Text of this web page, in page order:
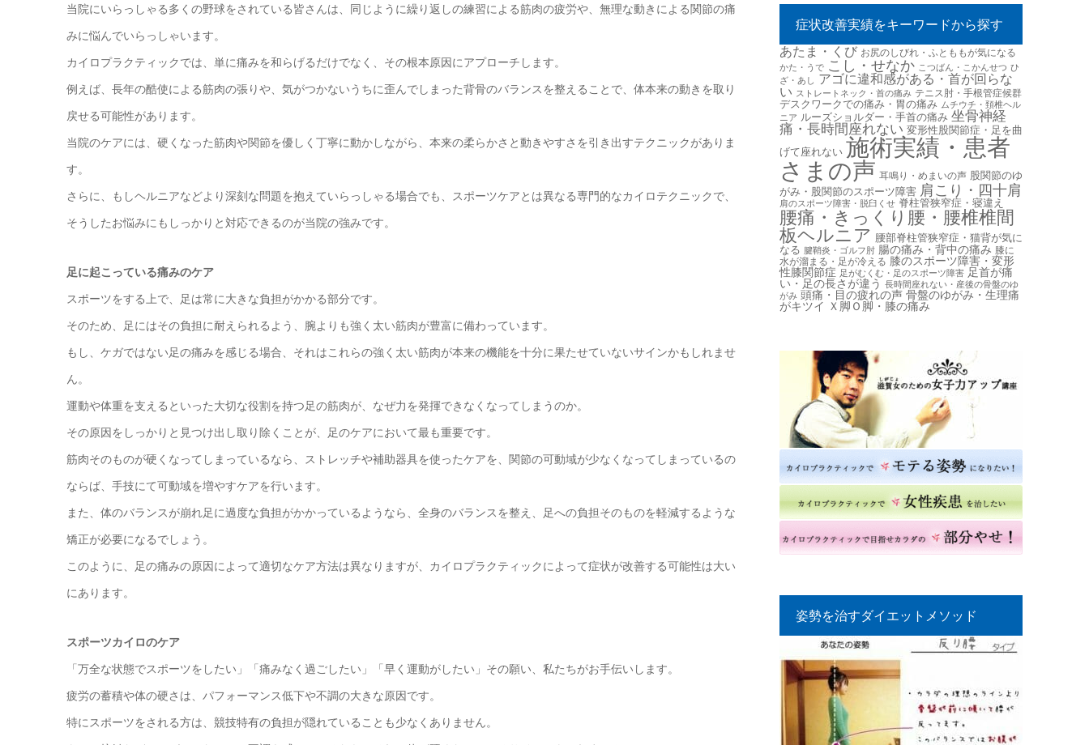
当院にいらっしゃる多くの野球をされている皆さんは、同じように繰り返しの練習による筋肉の疲労や、無理な動きによる関節の痛
みに悩んでいらっしゃいます。
カイロプラクティックでは、単に痛みを和らげるだけでなく、その根本原因にアプローチします。
例えば、長年の酷使による筋肉の張りや、気がつかないうちに歪んでしまった背骨のバランスを整えることで、体本来の動きを取り
戻せる可能性があります。
当院のケアには、硬くなった筋肉や関節を優しく丁寧に動かしながら、本来の柔らかさと動きやすさを引き出すテクニックがありま
す。
さらに、もしヘルニアなどより深刻な問題を抱えていらっしゃる場合でも、スポーツケアとは異なる専門的なカイロテクニックで、
そうしたお悩みにもしっかりと対応できるのが当院の強みです。
足に起こっている痛みのケア
スポーツをする上で、足は常に大きな負担がかかる部分です。
そのため、足にはその負担に耐えられるよう、腕よりも強く太い筋肉が豊富に備わっています。
もし、ケガではない足の痛みを感じる場合、それはこれらの強く太い筋肉が本来の機能を十分に果たせていないサインかもしれませ
ん。
運動や体重を支えるといった大切な役割を持つ足の筋肉が、なぜ力を発揮できなくなってしまうのか。
その原因をしっかりと見つけ出し取り除くことが、足のケアにおいて最も重要です。
筋肉そのものが硬くなってしまっているなら、ストレッチや補助器具を使ったケアを、関節の可動域が少なくなってしまっているの
ならば、手技にて可動域を増やすケアを行います。
また、体のバランスが崩れ足に過度な負担がかかっているようなら、全身のバランスを整え、足への負担そのものを軽減するような
矯正が必要になるでしょう。
このように、足の痛みの原因によって適切なケア方法は異なりますが、カイロプラクティックによって症状が改善する可能性は大い
にあります。
スポーツカイロのケア
「万全な状態でスポーツをしたい」「痛みなく過ごしたい」「早く運動がしたい」その願い、私たちがお手伝いします。
疲労の蓄積や体の硬さは、パフォーマンス低下や不調の大きな原因です。
特にスポーツをされる方は、競技特有の負担が隠れていることも少なくありません。
症状改善実績をキーワードから探す
あたま・くび お尻のしびれ・ふとももが気になる
かた・うで こし・せなか こつばん・こかんせつ ひ
ざ・あし アゴに違和感がある・首が回らな
い ストレートネック・首の痛み テニス肘・手根管症候群
デスクワークでの痛み・胃の痛み ムチウチ・頚椎ヘル
ニア ルーズショルダー・手首の痛み 坐骨神経
痛・長時間座れない 変形性股関節症・足を曲
げて座れない 施術実績・患者
さまの声 耳鳴り・めまいの声 股関節のゆ
がみ・股関節のスポーツ障害 肩こり・四十肩
肩のスポーツ障害・脱臼くせ 脊柱管狭窄症・寝違え
腰痛・きっくり腰・腰椎椎間
板ヘルニア 腰部脊柱管狭窄症・猫背が気に
なる 腱鞘炎・ゴルフ肘 腸の痛み・背中の痛み 膝に
水が溜まる・足が冷える 膝のスポーツ障害・変形
性膝関節症 足がむくむ・足のスポーツ障害 足首が痛
い・足の長さが違う 長時間座れない・産後の骨盤のゆ
がみ 頭痛・目の疲れの声 骨盤のゆがみ・生理痛
がキツイ Ｘ脚Ｏ脚・膝の痛み
姿勢を治すダイエットメソッド